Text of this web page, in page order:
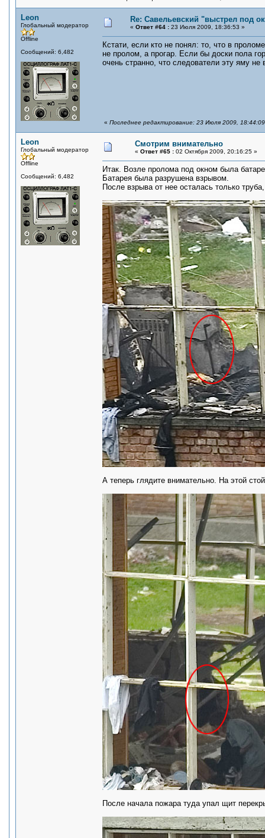
Leon
Глобальный модератор
Offline
Сообщений: 6,482
Re: Савельевский "выстрел под
« Ответ #64 : 23 Июля 2009, 18:36:53 »
Кстати, если кто не понял: то, что в
не пролом, а прогар. Если бы доски пола
очень странно, что следователи эту яму
« Последнее редактирование: 23 Июля 2009,
Leon
Глобальный модератор
Offline
Сообщений: 6,482
Смотрим внимательно
« Ответ #65 : 02 Октября 2009, 20:16:25 »
Итак. Возле пролома под окном была
Батарея была разрушена взрывом.
После взрыва от нее осталась только
А теперь глядите внимательно. На этой
После начала пожара туда упал щит